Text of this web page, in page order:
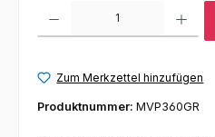
Zum Merkzettel hinzufügen
Produktnummer: MVP360GR